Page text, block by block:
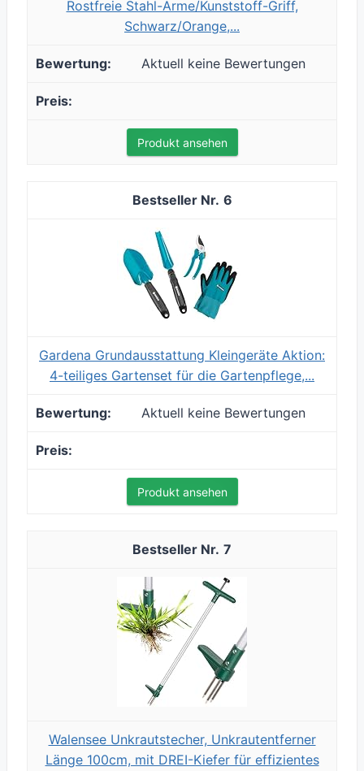
Rostfreie Stahl-Arme/Kunststoff-Griff,
Schwarz/Orange,...
Aktuell keine Bewertungen
Produkt ansehen
6
Gardena Grundausstattung Kleingeräte Aktion:
4-teiliges Gartenset für die Gartenpflege,...
Aktuell keine Bewertungen
Produkt ansehen
7
Walensee Unkrautstecher, Unkrautentferner
Länge 100cm, mit DREI-Kiefer für effizientes